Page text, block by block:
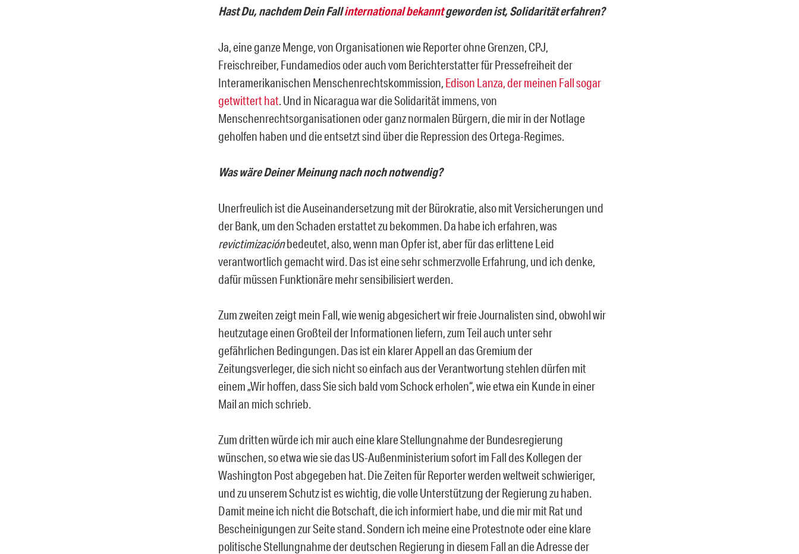
Hast Du, nachdem Dein Fallinternational bekanntgeworden ist, Solidarität erfahren?
Ja, eine ganze Menge, von Organisationen wie Reporter ohne Grenzen, CPJ,
Freischreiber, Fundamedios oder auch vom Berichterstatter für Pressefreiheit der
Interamerikanischen Menschenrechtskommission, Edison Lanza, der meinen Fall sogar
getwittert hat. Und in Nicaragua war die Solidarität immens, von
Menschenrechtsorganisationen oder ganz normalen Bürgern, die mir in der Notlage
geholfen haben und die entsetzt sind über die Repression des Ortega-Regimes.
Was wäre Deiner Meinung nach noch notwendig?
Unerfreulich ist die Auseinandersetzung mit der Bürokratie, also mit Versicherungen und
der Bank, um den Schaden erstattet zu bekommen. Da habe ich erfahren, was
revictimizaciónbedeutet, also, wenn man Opfer ist, aber für das erlittene Leid
verantwortlich gemacht wird. Das ist eine sehr schmerzvolle Erfahrung, und ich denke,
dafür müssen Funktionäre mehr sensibilisiert werden.
Zum zweiten zeigt mein Fall, wie wenig abgesichert wir freie Journalisten sind, obwohl wir
heutzutage einen Großteil der Informationen liefern, zum Teil auch unter sehr
gefährlichen Bedingungen. Das ist ein klarer Appell an das Gremium der
Zeitungsverleger, die sich nicht so einfach aus der Verantwortung stehlen dürfen mit
einem „Wir hoffen, dass Sie sich bald vom Schock erholen“, wie etwa ein Kunde in einer
Mail an mich schrieb.
Zum dritten würde ich mir auch eine klare Stellungnahme der Bundesregierung
wünschen, so etwa wie sie das US-Außenministerium sofort im Fall des Kollegen der
Washington Post abgegeben hat. Die Zeiten für Reporter werden weltweit schwieriger,
und zu unserem Schutz ist es wichtig, die volle Unterstützung der Regierung zu haben.
Damit meine ich nicht die Botschaft, die ich informiert habe, und die mir mit Rat und
Bescheinigungen zur Seite stand. Sondern ich meine eine Protestnote oder eine klare
politische Stellungnahme der deutschen Regierung in diesem Fall an die Adresse der